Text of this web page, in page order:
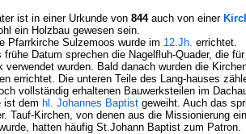
ist in einer Urkunde von 844auch von einer
ein Holzbau gewesen sein.
Pfarrkirche Sulzemoos wurde im 12.Jh. errichtet.
frühe Datum sprechen die Nagelfluh-Quader, die
verwendet wurden. Bald danach wurden die
errichtet. Die unteren Teile des Lang-hauses
vollständig erhaltenen Bauwerksteilen im
ist dem hl. Johannes Baptist geweiht. Auch das
Tauf-Kirchen, von denen aus die Missionierung
hatten häufig St.Johann Baptist zum Patron.